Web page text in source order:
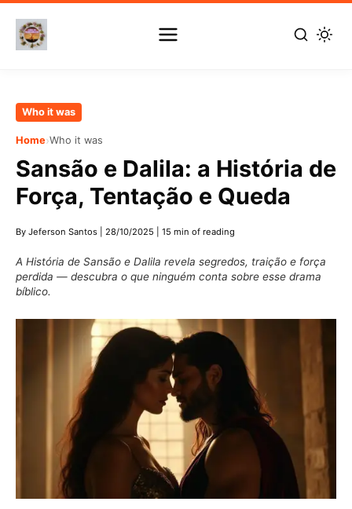
Skip
content
Who it was
Home›Who it was
Sansão e Dalila: a História de
Força, Tentação e Queda
By Jeferson Santos 28/10/2025 15 min of reading
A História de Sansão e Dalila revela segredos, traição e força
perdida — descubra o que ninguém conta sobre esse drama
bíblico.